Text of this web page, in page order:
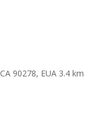
90278, EUA 3.4 km